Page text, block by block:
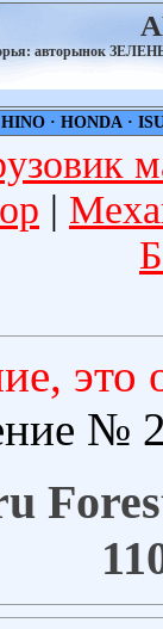
авторынок
HINO ·HONDA ·
|
это
№